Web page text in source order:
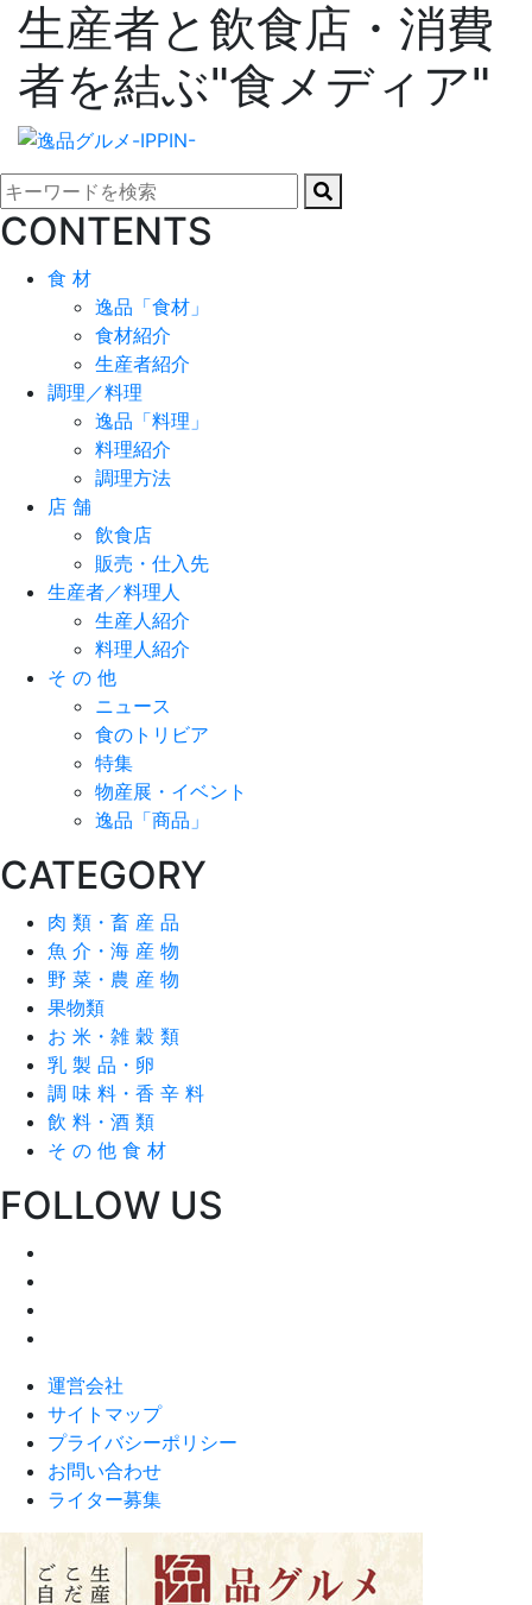
生産者と飲食店・消費
者を結ぶ"食メディア"
CONTENTS
食 材
逸品「食材」
食材紹介
生産者紹介
調理／料理
逸品「料理」
料理紹介
調理方法
店 舗
飲食店
販売・仕入先
生産者／料理人
生産人紹介
料理人紹介
そ の 他
ニュース
食のトリビア
特集
物産展・イベント
逸品「商品」
CATEGORY
肉 類・畜 産 品
魚 介・海 産 物
野 菜・農 産 物
果物類
お 米・雑 穀 類
乳 製 品・卵
調 味 料・香 辛 料
飲 料・酒 類
そ の 他 食 材
FOLLOW US
運営会社
サイトマップ
プライバシーポリシー
お問い合わせ
ライター募集